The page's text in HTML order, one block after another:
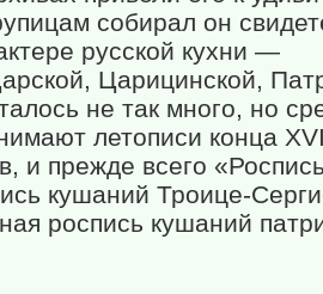
собирал он
русской кухни —
Царицинской,
не так много, но
летописи конца
и прежде всего
кушаний Троице-
роспись кушаний